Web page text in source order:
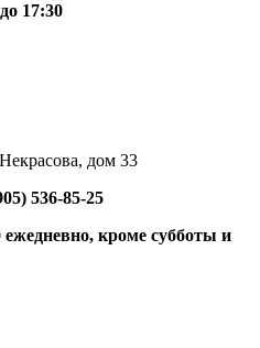
17:30
дом 33
536-85-25
ежедневно, кроме субботы и